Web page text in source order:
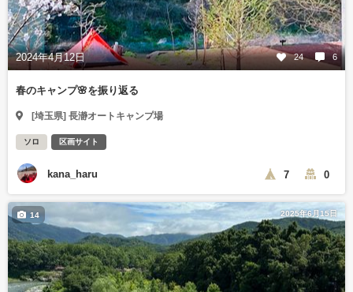
2024年4月12日 24 6
春のキャンプ🌸を振り返る
[埼玉県] 長瀞オートキャンプ場
ソロ 区画サイト
kana_haru 7 0
2025年6月15日
14